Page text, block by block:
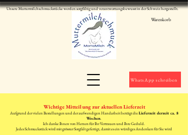
Unsere Muttermilchschmuckstücke werden sorgfältig und verantwortungsbewusst in der Schweiz hergestellt.
Warenkorb
WhatsApp schreiben
Wichtige Mitteilung zur aktuellen Lieferzeit
Aufgrund der vielen Bestellungen und der aufwendigen Handarbeit beträgt dieLieferzeit derzeit ca. 8
Wochen.
Ich danke Ihnen von Herzen für Ihr Vertrauen und Ihre Geduld.
Jedes Schmuckstück wird mit grösster Sorgfalt gefertigt, damit es ein würdiges Andenken für Sie wird